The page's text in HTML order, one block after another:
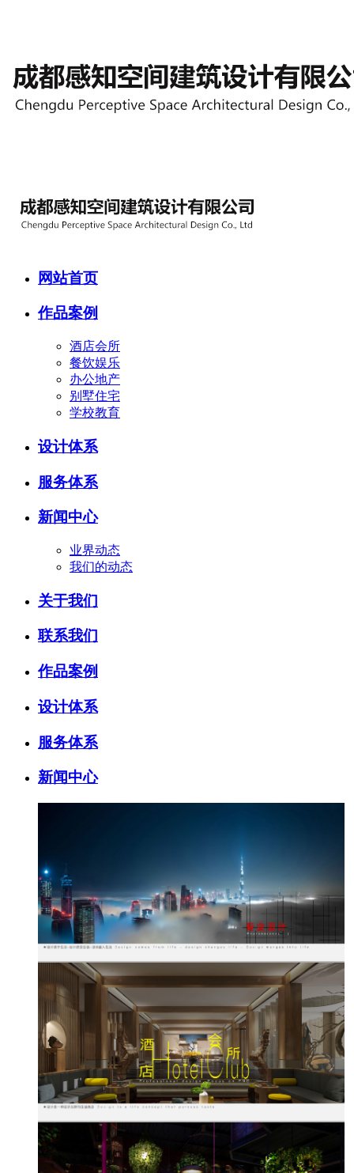
网站首页
作品案例
酒店会所
餐饮娱乐
办公地产
别墅住宅
学校教育
设计体系
服务体系
新闻中心
业界动态
我们的动态
关于我们
联系我们
作品案例
设计体系
服务体系
新闻中心